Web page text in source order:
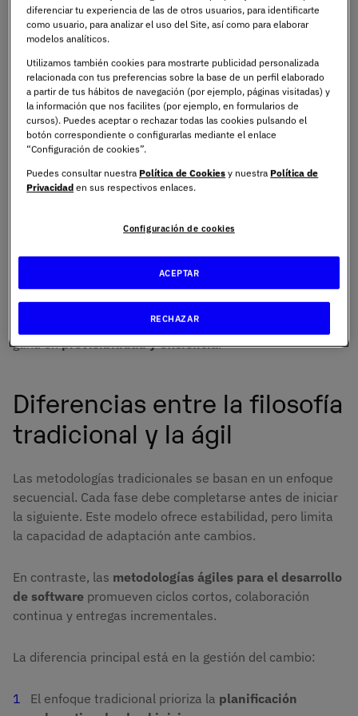
Su objetivo es organizar el trabajo, definir
responsabilidades y garantizar estándares de calidad. En
otras palabras, proporcionan un marco que aporta
orden, trazabilidad y control al desarrollo tecnológico.
Aplicar una metodología permite:
Reducirriesgos técnicos.
Asegurar la calidad del producto final.
Sin una metodología clara, el desarrollo puede volverse
improvisado. Con una estructura definida, el proyecto
gana enprevisibilidad y eficiencia.
Diferencias entre la filosofía
tradicional y la ágil
Las metodologías tradicionales se basan en un enfoque
secuencial. Cada fase debe completarse antes de iniciar
la siguiente. Este modelo ofrece estabilidad, pero limita
la capacidad de adaptación ante cambios.
En contraste, las metodologías ágiles para el desarrollo
de software promueven ciclos cortos, colaboración
continua y entregas incrementales.
La diferencia principal está en la gestión del cambio:
El enfoque tradicional prioriza la planificación
diferenciar tu experiencia de las de otros usuarios, para identificarte
como usuario, para analizar el uso del Site, así como para elaborar
modelos analíticos.
Utilizamos también cookies para mostrarte publicidad personalizada
relacionada con tus preferencias sobre la base de un perfil elaborado
a partir de tus hábitos de navegación (por ejemplo, páginas visitadas) y
la información que nos facilites (por ejemplo, en formularios de
cursos). Puedes aceptar o rechazar todas las cookies pulsando el
botón correspondiente o configurarlas mediante el enlace
“Configuración de cookies”.
Puedes consultar nuestra Política de Cookies y nuestra Política de
Privacidad en sus respectivos enlaces.
Configuración de cookies
RECHAZAR
ACEPTAR